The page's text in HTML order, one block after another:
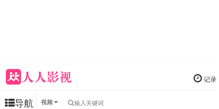
记录
导航 视频